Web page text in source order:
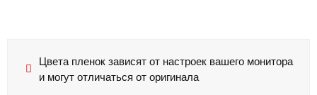
Цвета пленок зависят от настроек вашего монитора
и могут отличаться от оригинала